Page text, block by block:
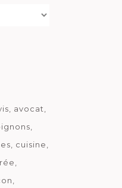
avocat
cuisine